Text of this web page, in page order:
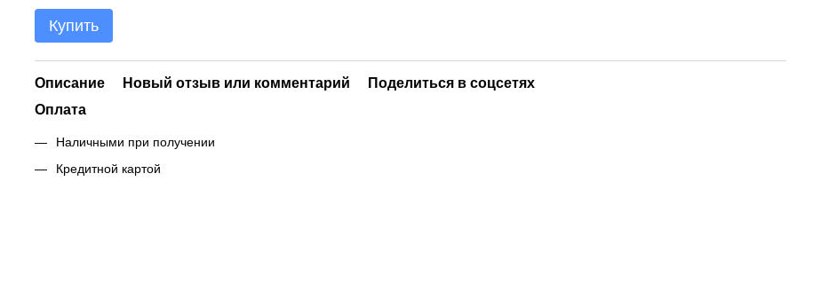
Купить
Описание Новый отзыв или комментарий
Поделиться в соцсетях
Оплата
Наличными при получении
Кредитной картой